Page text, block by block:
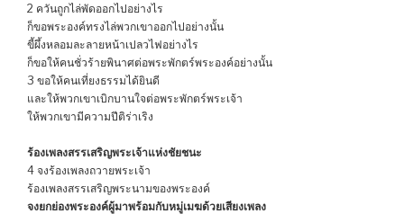
2 ควันถูกไล่พัดออกไปอย่างไร
ก็ขอพระองค์ทรงไล่พวกเขาออกไปอย่างนั้น
ขี้ผึ้งหลอมละลายหน้าเปลวไฟอย่างไร
ก็ขอให้คนชั่วร้ายพินาศต่อพระพักตร์พระองค์อย่างนั้น
3 ขอให้คนเที่ยงธรรมได้ยินดี
และให้พวกเขาเบิกบานใจต่อพระพักตร์พระเจ้า
ให้พวกเขามีความปีติร่าเริง
ร้องเพลงสรรเสริญพระเจ้าแห่งชัยชนะ
4 จงร้องเพลงถวายพระเจ้า
ร้องเพลงสรรเสริญพระนามของพระองค์
จงยกย่องพระองค์ผู้มาพร้อมกับหมู่เมฆด้วยเสียงเพลง